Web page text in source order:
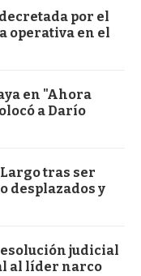
por el
operativa en el
en "Ahora
a Darío
tras ser
desplazados y
judicial
al líder narco